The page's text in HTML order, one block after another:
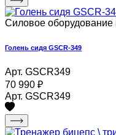
Силовое оборудование
Голень сидя GSCR-349
Арт. GSCR349
70 990 ₽
Арт. GSCR349